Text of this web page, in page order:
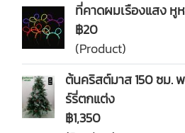
ที่คาดผมเรืองแสง หู
฿20
(Product)
ต้นคริสต์มาส 150 ซม.
ร์รี่ตกแต่ง
฿1,350